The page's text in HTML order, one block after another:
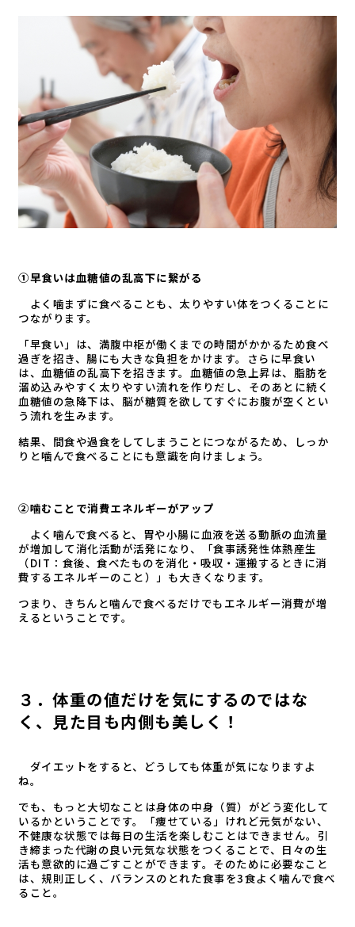
①早食いは血糖値の乱高下に繋がる
よく噛まずに食べることも、太りやすい体をつくることに
つながります。
「早食い」は、満腹中枢が働くまでの時間がかかるため食べ
過ぎを招き、腸にも大きな負担をかけます。さらに早食い
は、血糖値の乱高下を招きます。血糖値の急上昇は、脂肪を
溜め込みやすく太りやすい流れを作りだし、そのあとに続く
血糖値の急降下は、脳が糖質を欲してすぐにお腹が空くとい
う流れを生みます。
結果、間食や過食をしてしまうことにつながるため、しっか
りと噛んで食べることにも意識を向けましょう。
②噛むことで消費エネルギーがアップ
よく噛んで食べると、胃や小腸に血液を送る動脈の血流量
が増加して消化活動が活発になり、「食事誘発性体熱産生
（DIT：食後、食べたものを消化・吸収・運搬するときに消
費するエネルギーのこと）」も大きくなります。
つまり、きちんと噛んで食べるだけでもエネルギー消費が増
えるということです。
３．体重の値だけを気にするのではな
く、見た目も内側も美しく！
ダイエットをすると、どうしても体重が気になりますよ
ね。
でも、もっと大切なことは身体の中身（質）がどう変化して
いるかということです。「痩せている」けれど元気がない、
不健康な状態では毎日の生活を楽しむことはできません。引
き締まった代謝の良い元気な状態をつくることで、日々の生
活も意欲的に過ごすことができます。そのために必要なこと
は、規則正しく、バランスのとれた食事を3食よく噛んで食べ
ること。